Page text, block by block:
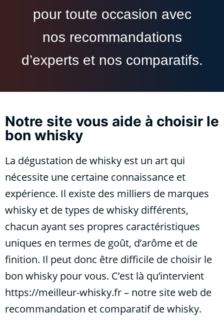
pour toute occasion avec
nos recommandations
d’experts et nos comparatifs.
Notre site vous aide à choisir le
bon whisky
La dégustation de whisky est un art qui
nécessite une certaine connaissance et
expérience. Il existe des milliers de marques
whisky et de types de whisky différents,
chacun ayant ses propres caractéristiques
uniques en termes de goût, d’arôme et de
finition. Il peut donc être difficile de choisir le
bon whisky pour vous. C’est là qu’intervient
https://meilleur-whisky.fr– notre site web de
recommandation et comparatif de whisky.